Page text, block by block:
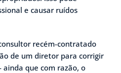
e causar ruídos
recém-contratado
de um diretor para corrigir
que com razão, o